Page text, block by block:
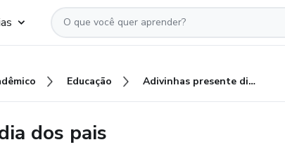
Educação Adivinhas presente dia dos pais
dos pais